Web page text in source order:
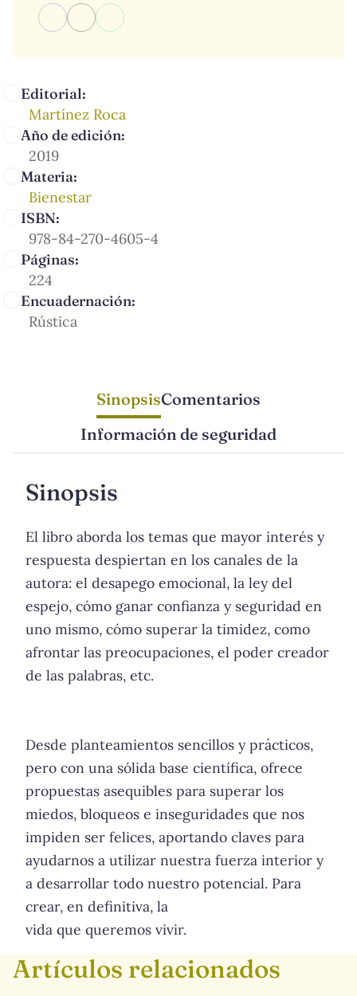
Editorial:
Martínez Roca
Año de edición:
2019
Materia:
Bienestar
ISBN:
978-84-270-4605-4
Páginas:
224
Encuadernación:
Rústica
SinopsisComentarios
Información de seguridad
Sinopsis
El libro aborda los temas que mayor interés y
respuesta despiertan en los canales de la
autora: el desapego emocional, la ley del
espejo, cómo ganar confianza y seguridad en
uno mismo, cómo superar la timidez, como
afrontar las preocupaciones, el poder creador
de las palabras, etc.
Desde planteamientos sencillos y prácticos,
pero con una sólida base científica, ofrece
propuestas asequibles para superar los
miedos, bloqueos e inseguridades que nos
impiden ser felices, aportando claves para
ayudarnos a utilizar nuestra fuerza interior y
a desarrollar todo nuestro potencial. Para
crear, en definitiva, la
vida que queremos vivir.
Artículos relacionados